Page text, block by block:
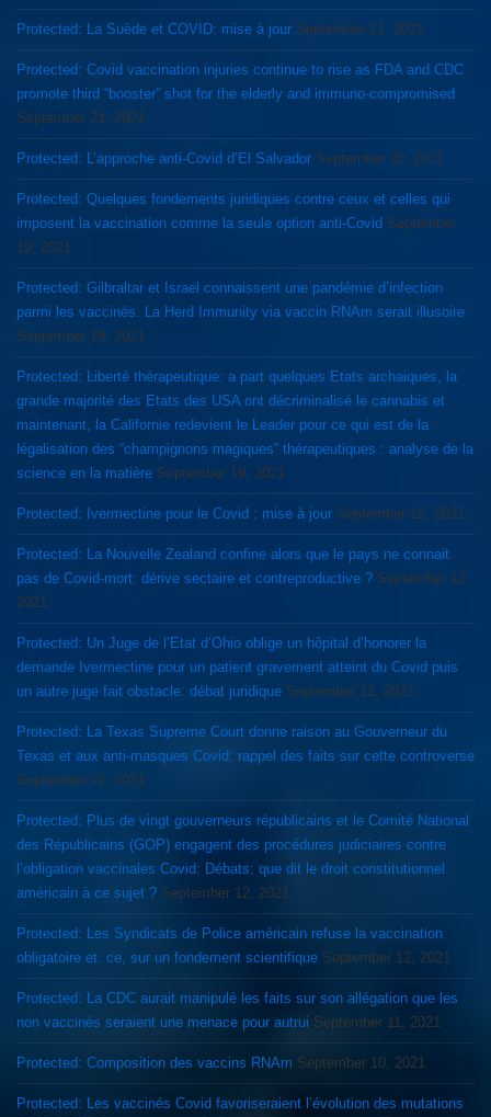
Protected: La Suède et COVID: mise à jour September 21, 2021
Protected: Covid vaccination injuries continue to rise as FDA and CDC
promote third “booster” shot for the elderly and immuno-compromised
September 21, 2021
Protected: L’approche anti-Covid d’El Salvador September 20, 2021
Protected: Quelques fondements juridiques contre ceux et celles qui
imposent la vaccination comme la seule option anti-Covid September
19, 2021
Protected: Gilbraltar et Israel connaissent une pandémie d’infection
parmi les vaccinés. La Herd Immunity via vaccin RNAm serait illusoire
September 19, 2021
Protected: Liberté thérapeutique: a part quelques Etats archaiques, la
grande majorité des Etats des USA ont décriminalisé le cannabis et
maintenant, la Californie redevient le Leader pour ce qui est de la
légalisation des “champignons magiques” thérapeutiques : analyse de la
science en la matière September 19, 2021
Protected: Ivermectine pour le Covid : mise à jour September 12, 2021
Protected: La Nouvelle Zealand confine alors que le pays ne connait
pas de Covid-mort: dérive sectaire et contreproductive ? September 12,
2021
Protected: Un Juge de l’Etat d’Ohio oblige un hôpital d’honorer la
demande Ivermectine pour un patient gravement atteint du Covid puis
un autre juge fait obstacle: débat juridique September 12, 2021
Protected: La Texas Supreme Court donne raison au Gouverneur du
Texas et aux anti-masques Covid: rappel des faits sur cette controverse
September 12, 2021
Protected: Plus de vingt gouverneurs républicains et le Comité National
des Républicains (GOP) engagent des procédures judiciaires contre
l’obligation vaccinales Covid: Débats: que dit le droit constitutionnel
américain à ce sujet ? September 12, 2021
Protected: Les Syndicats de Police américain refuse la vaccination
obligatoire et. ce, sur un fondement scientifique September 12, 2021
Protected: La CDC aurait manipulé les faits sur son allégation que les
non vaccinés seraient une menace pour autrui September 11, 2021
Protected: Composition des vaccins RNAm September 10, 2021
Protected: Les vaccinés Covid favoriseraient l’évolution des mutations